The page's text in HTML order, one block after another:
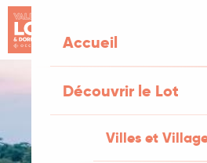
Accueil
Découvrir le Lot
Villes et